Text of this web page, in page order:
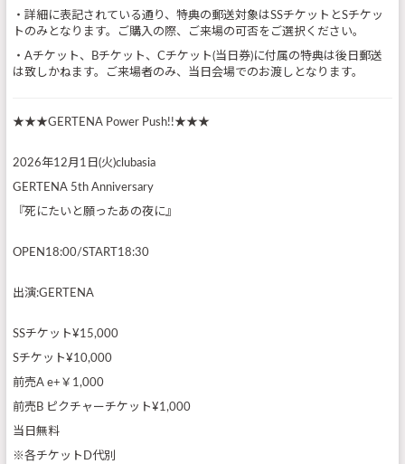
・詳細に表記されている通り、特典の郵送対象はSSチケットとSチケッ
トのみとなります。ご購入の際、ご来場の可否をご選択ください。
・Aチケット、Bチケット、Cチケット(当日券)に付属の特典は後日郵送
は致しかねます。ご来場者のみ、当日会場でのお渡しとなります。
★★★GERTENA Power Push!!★★★
2026年12月1日(火)clubasia
GERTENA 5th Anniversary
『死にたいと願ったあの夜に』
OPEN18:00/START18:30
出演:GERTENA
SSチケット¥15,000
Sチケット¥10,000
前売A e+￥1,000
前売B ピクチャーチケット¥1,000
当日無料
※各チケットD代別